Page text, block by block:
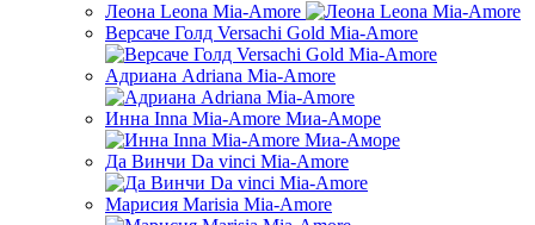
Леона Leona Mia-Amore
Версаче Голд Versachi Gold Mia-Amore
Адриана Adriana Mia-Amore
Инна Inna Mia-Amore Миа-Аморе
Да Винчи Da vinci Mia-Amore
Марисия Marisia Mia-Amore